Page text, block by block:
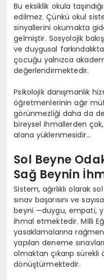
Bu eksiklik okula
edilmez. Çünkü okul
sinyallerini okumakta
gelmiştir. Sosyolojik
ve duygusal
çocuğu yalnızca
değerlendirmektedir.
Psikolojik danışmanlık
öğretmenlerinin ağır
görünmezliği daha da
bireysel ihmallerden
alana yüklenmesidir…
Sol Beyne
Sağ Beynin
Sistem, ağırlıklı olarak
sınav başarısını ve
beyni —duygu, empati,
ihmal etmektedir. Milli
yasaklamalarına
yapılan deneme
olmaktan çıkarıp
dönüştürmektedir.